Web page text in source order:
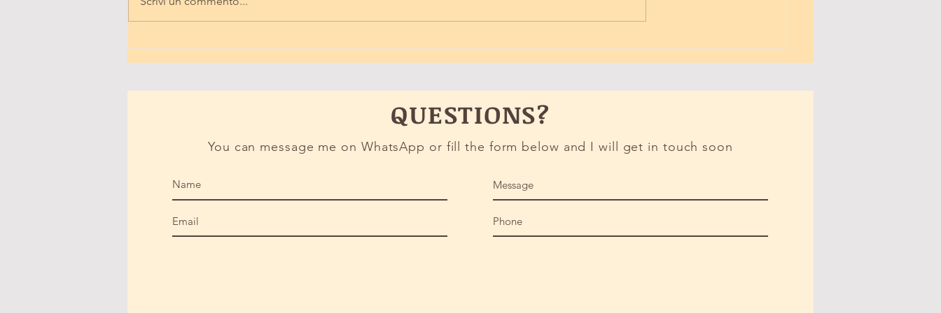
QUESTIONS?
You can message me on WhatsApp or fill the form below and I will get in touch soon